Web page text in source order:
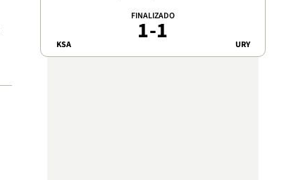
KSA
FINALIZADO
1-1 URY